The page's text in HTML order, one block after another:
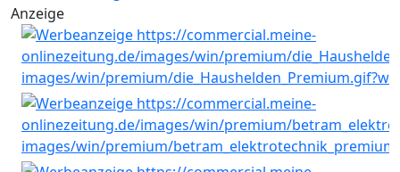
Anzeige